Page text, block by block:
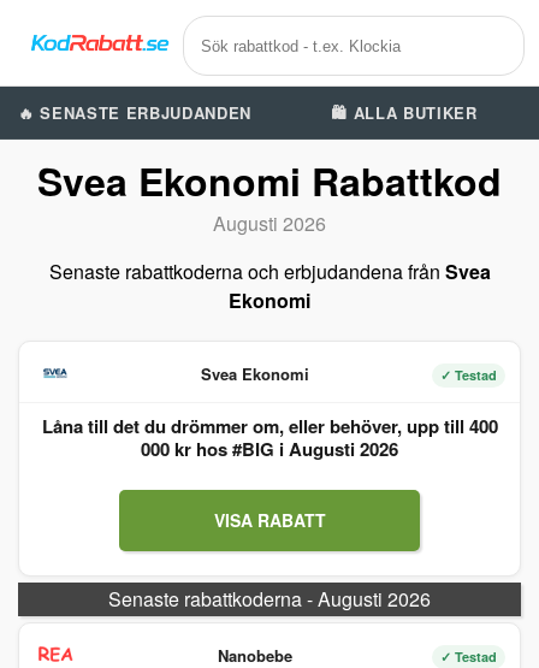
🔥 SENASTE ERBJUDANDEN 🛍️ ALLA BUTIKER
Svea Ekonomi Rabattkod
Augusti 2026
Senaste rabattkoderna och erbjudandena från Svea
Ekonomi
Svea Ekonomi ✓ Testad
Låna till det du drömmer om, eller behöver, upp till 400
000 kr hos #BIG i Augusti 2026
VISA RABATT
Senaste rabattkoderna - Augusti 2026
Nanobebe ✓ Testad